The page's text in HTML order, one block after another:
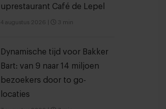
uprestaurant Café de Lepel
4 augustus 2026 3 min
Dynamische tijd voor Bakker
Bart: van 9 naar 14 miljoen
bezoekers door to go-
locaties